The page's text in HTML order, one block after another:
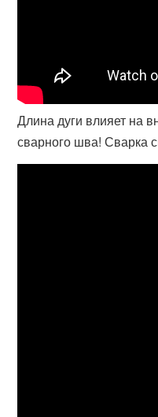
Длина дуги влияет на
сварного шва! Сварка